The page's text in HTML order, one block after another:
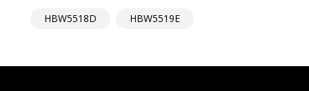
HBW5518D HBW5519E